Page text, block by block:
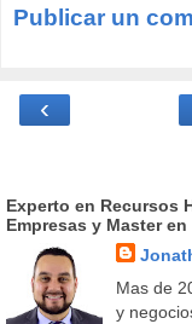
Publicar un
‹
Experto en Recursos
Empresas y Master
Mas de
y